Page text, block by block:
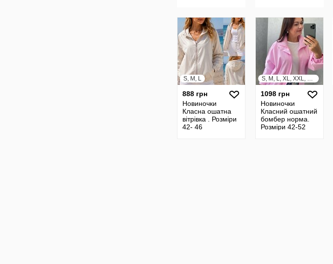
S, M, L
888 грн
Новиночки
Класна ошатна
вітрівка . Розміри
42- 46
S, M, L, XL, XXL, XXXL
1098 грн
Новиночки
Класний ошатний
бомбер норма.
Розміри 42-52